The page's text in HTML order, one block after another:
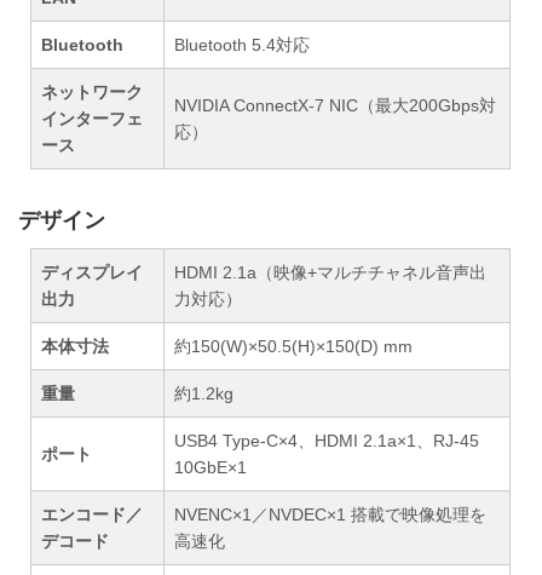
Bluetooth Bluetooth 5.4対応
ネットワーク
インターフェ
ース
NVIDIA ConnectX-7 NIC（最大200Gbps対
応）
デザイン
ディスプレイ
出力
HDMI 2.1a（映像+マルチチャネル音声出
力対応）
本体寸法 約150(W)×50.5(H)×150(D) mm
重量 約1.2kg
ポート
USB4 Type-C×4、HDMI 2.1a×1、RJ-45
10GbE×1
エンコード／
デコード
NVENC×1／NVDEC×1 搭載で映像処理を
高速化